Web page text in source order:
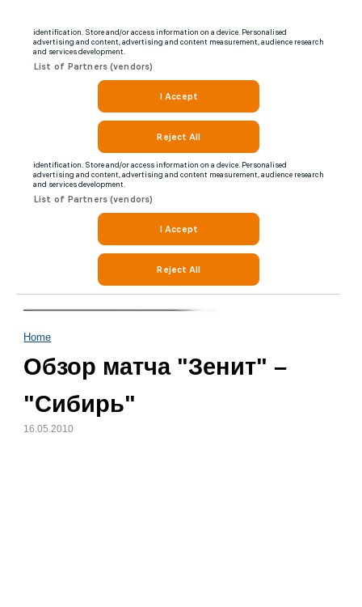
Home
Обзор матча "Зенит" –
"Сибирь"
16.05.2010